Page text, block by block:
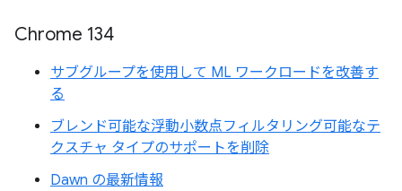
Chrome 134
サブグループを使用して ML ワークロードを改善す
る
ブレンド可能な浮動小数点フィルタリング可能なテ
クスチャ タイプのサポートを削除
Dawn の最新情報